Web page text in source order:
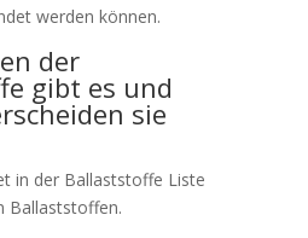
werden können.
der
gibt es und
sie
in der Ballaststoffe Liste
Ballaststoffen.